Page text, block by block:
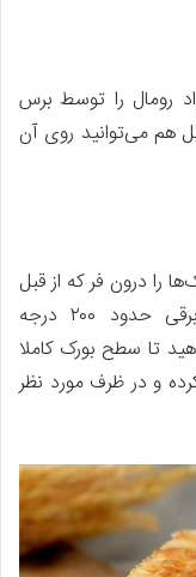
رومال را توسط برس
می‌توانید روی آن
را درون فر که از قبل
با دمای ۲۲۰ درجه سانتی‌گراد (فرهای برقی حدود ۲۰۰ درجه
تا سطح بورک کاملا
و در ظرف مورد نظر